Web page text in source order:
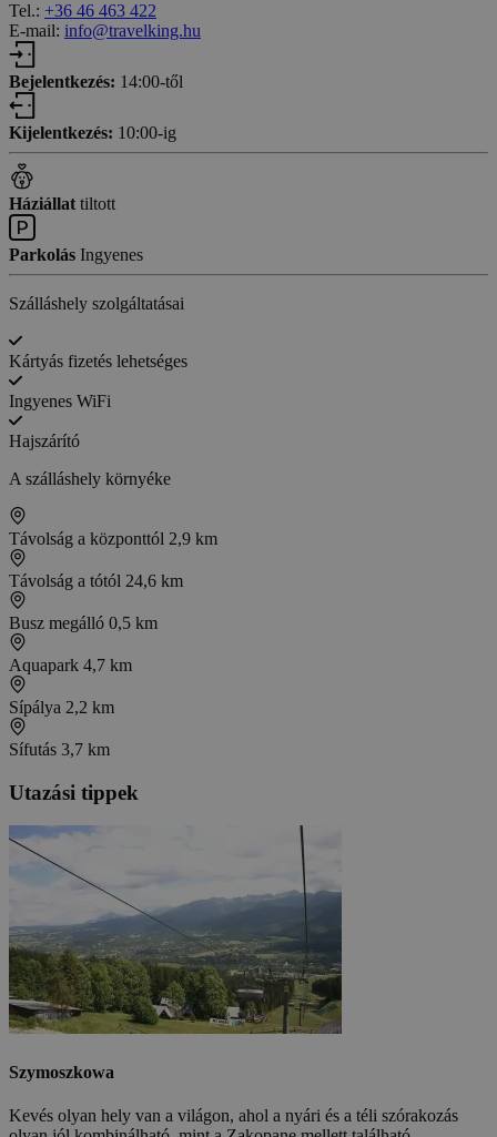
Tel.: +36 46 463 422
E-mail: info@travelking.hu
Bejelentkezés: 14:00-től
Kijelentkezés: 10:00-ig
Háziállat tiltott
Parkolás Ingyenes
Szálláshely szolgáltatásai
Kártyás fizetés lehetséges
Ingyenes WiFi
Hajszárító
A szálláshely környéke
Távolság a központtól 2,9 km
Távolság a tótól 24,6 km
Busz megálló 0,5 km
Aquapark 4,7 km
Sípálya 2,2 km
Sífutás 3,7 km
Utazási tippek
Szymoszkowa
Kevés olyan hely van a világon, ahol a nyári és a téli szórakozás